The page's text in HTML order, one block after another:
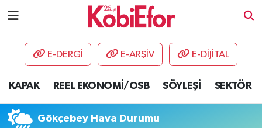
E-DERGİ E-ARŞİV E-DİJİTAL
KAPAK REEL EKONOMİ/OSB SÖYLEŞİ SEKTÖR
Gökçebey Hava Durumu
AKADEMİ
DESTEK-TEŞVİK